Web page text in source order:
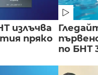
излъчва
пряко
по БНТ